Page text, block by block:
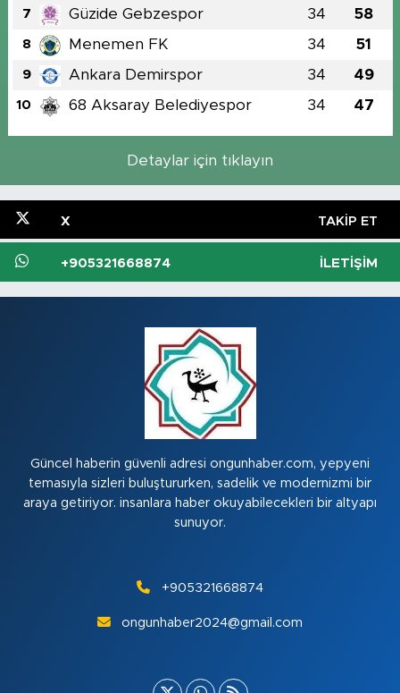
7 Güzide Gebzespor 34 58
8 Menemen FK 34 51
9 Ankara Demirspor 34 49
10 68 Aksaray Belediyespor 34 47
Detaylar için tıklayın
X TAKIP ET
+905321668874 İLETIŞIM
Güncel haberin güvenli adresi ongunhaber.com, yepyeni
temasıyla sizleri buluştururken, sadelik ve modernizmi bir
araya getiriyor. insanlara haber okuyabilecekleri bir altyapı
sunuyor.
+905321668874
ongunhaber2024@gmail.com